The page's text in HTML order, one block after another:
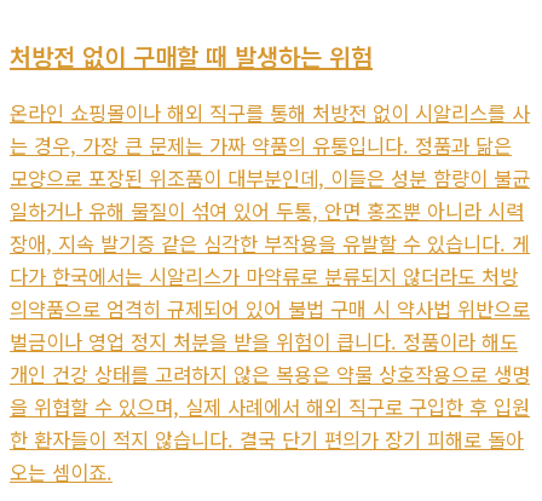
처방전 없이 구매할 때 발생하는 위험
온라인 쇼핑몰이나 해외 직구를 통해 처방전 없이 시알리스를 사
는 경우, 가장 큰 문제는 가짜 약품의 유통입니다. 정품과 닮은
모양으로 포장된 위조품이 대부분인데, 이들은 성분 함량이 불균
일하거나 유해 물질이 섞여 있어 두통, 안면 홍조뿐 아니라 시력
장애, 지속 발기증 같은 심각한 부작용을 유발할 수 있습니다. 게
다가 한국에서는 시알리스가 마약류로 분류되지 않더라도 처방
의약품으로 엄격히 규제되어 있어 불법 구매 시 약사법 위반으로
벌금이나 영업 정지 처분을 받을 위험이 큽니다. 정품이라 해도
개인 건강 상태를 고려하지 않은 복용은 약물 상호작용으로 생명
을 위협할 수 있으며, 실제 사례에서 해외 직구로 구입한 후 입원
한 환자들이 적지 않습니다. 결국 단기 편의가 장기 피해로 돌아
오는 셈이죠.